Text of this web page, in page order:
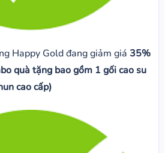
Happy Gold đang giảm giá 35%
quà tặng bao gồm 1 gối cao su
cao cấp)